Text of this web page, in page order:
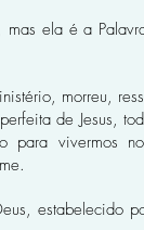
ela é a
morreu,
de Jesus,
vivermos
estabelecido